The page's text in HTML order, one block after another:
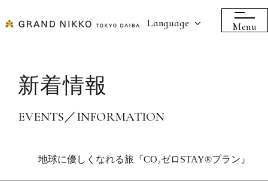
Language Menu
新着情報
EVENTS／INFORMATION
地球に優しくなれる旅『CO₂ゼロSTAY®プラン』